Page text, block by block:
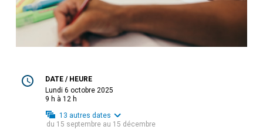
DATE / HEURE
lundi 6 octobre 2025
9 h à 12 h
13 autres dates
du 15 septembre au 15 décembre